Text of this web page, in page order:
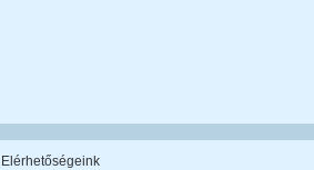
Elérhetőségeink